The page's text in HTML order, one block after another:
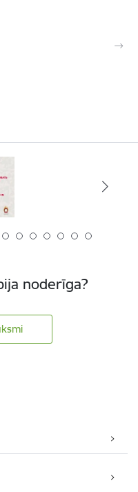
noderīga?